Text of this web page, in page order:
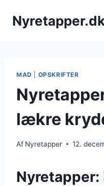
MAD OPSKRIFTER
lækre
Af Nyretapper 12.